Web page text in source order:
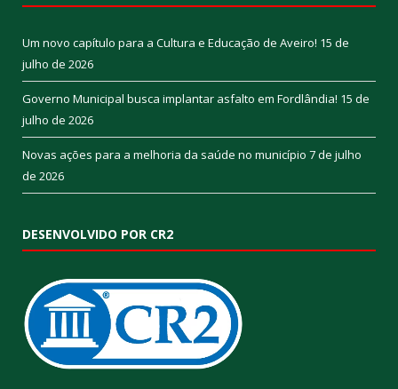
Um novo capítulo para a Cultura e Educação de Aveiro! 15 de
julho de 2026
Governo Municipal busca implantar asfalto em Fordlândia! 15 de
julho de 2026
Novas ações para a melhoria da saúde no município 7 de julho
de 2026
DESENVOLVIDO POR CR2